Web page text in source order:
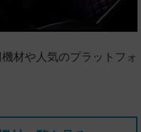
材や人気のプラットフォ